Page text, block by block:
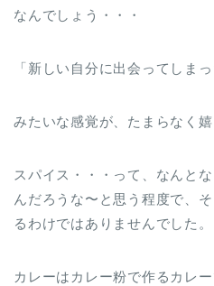
なんでしょう・・・
「新しい自分に出会ってしまっ
みたいな感覚が、たまらなく嬉
スパイス・・・って、なんと
んだろうな〜と思う程度で、
るわけではありませんでした。
カレーはカレー粉で作るカレ